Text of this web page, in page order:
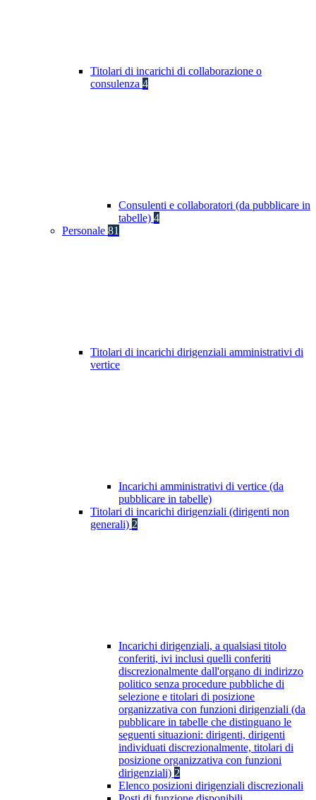
Titolari di incarichi di collaborazione o
consulenza 4
Consulenti e collaboratori (da pubblicare in
tabelle) 4
Personale 81
Titolari di incarichi dirigenziali amministrativi di
vertice
Incarichi amministrativi di vertice (da
pubblicare in tabelle)
Titolari di incarichi dirigenziali (dirigenti non
generali) 2
Incarichi dirigenziali, a qualsiasi titolo
conferiti, ivi inclusi quelli conferiti
discrezionalmente dall'organo di indirizzo
politico senza procedure pubbliche di
selezione e titolari di posizione
organizzativa con funzioni dirigenziali (da
pubblicare in tabelle che distinguano le
seguenti situazioni: dirigenti, dirigenti
individuati discrezionalmente, titolari di
posizione organizzativa con funzioni
dirigenziali) 2
Elenco posizioni dirigenziali discrezionali